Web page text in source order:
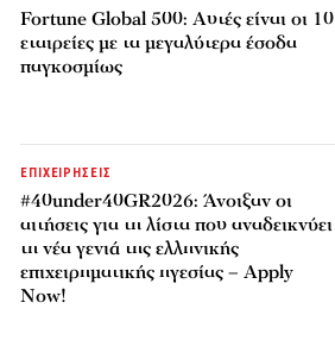
Fortune Global 500: Αυτές είναι οι 10
εταιρείες με τα μεγαλύτερα έσοδα
παγκοσμίως
ΕΠΙΧΕΙΡΗΣΕΙΣ
#40under40GR2026: Άνοιξαν οι
αιτήσεις για τη λίστα που αναδεικνύει
τη νέα γενιά της ελληνικής
επιχειρηματικής ηγεσίας – Apply
Now!